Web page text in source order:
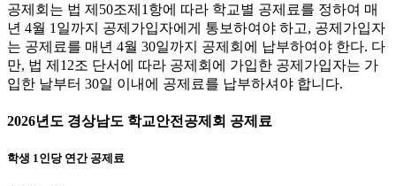
공제회는 법 제50조제1항에 따라 학교별 공제료를 정하여 매
년 4월 1일까지 공제가입자에게 통보하여야 하고, 공제가입자
는 공제료를 매년 4월 30일까지 공제회에 납부하여야 한다. 다
만, 법 제12조 단서에 따라 공제회에 가입한 공제가입자는 가
입한 날부터 30일 이내에 공제료를 납부하셔야 합니다.
2026년도 경상남도 학교안전공제회 공제료
학생 1인당 연간 공제료